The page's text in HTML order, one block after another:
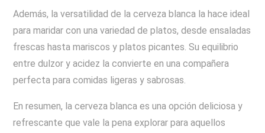
Además, la versatilidad de la cerveza blanca la hace ideal
para maridar con una variedad de platos, desde ensaladas
frescas hasta mariscos y platos picantes. Su equilibrio
entre dulzor y acidez la convierte en una compañera
perfecta para comidas ligeras y sabrosas.
En resumen, la cerveza blanca es una opción deliciosa y
refrescante que vale la pena explorar para aquellos